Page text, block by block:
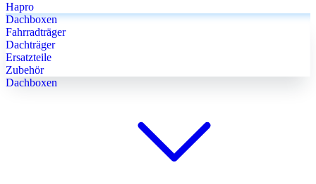
Hapro
Dachboxen
Fahrradträger
Dachträger
Ersatzteile
Zubehör
Dachboxen